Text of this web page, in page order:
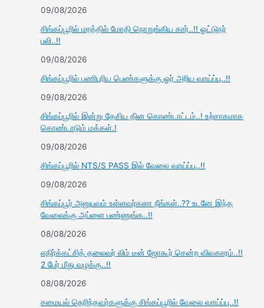
09/08/2026
சிங்கப்பூரில் மரத்தில் மோதி நொறுங்கிய கார்..!! ஓட்டுநர்
பலி..!!
09/08/2026
சிங்கப்பூரில் பணிபுரிய பெண்களுக்கு ஓர் அரிய வாய்ப்பு..!!
09/08/2026
சிங்கப்பூரில் இன்று தேசிய தின கொண்டாட்டம்..! உற்சாகமாக
கொண்டாடும் மக்கள்.!
09/08/2026
சிங்கப்பூரில் NTS/S PASS இல் வேலை வாய்ப்பு..!!
09/08/2026
சிங்கப்பூர் அனுபவம் உள்ளவர்களா நீங்கள்..?? உடனே இந்த
வேலைக்கு அப்ளை பண்ணுங்க..!!
08/08/2026
எதிர்க்கட்சித் தலைவர் லிம் டீன் ஜோகூர் சென்ற விவகாரம்..!!
2 பேர் மீது வழக்கு..!!
08/08/2026
சமையல் தெரிந்தவர்களுக்கு சிங்கப்பூரில் வேலை வாய்ப்பு..!!